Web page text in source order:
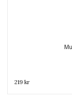
219 kr